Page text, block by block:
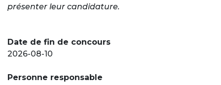
présenter leur candidature.
Date de fin de concours
2026-08-10
Personne responsable